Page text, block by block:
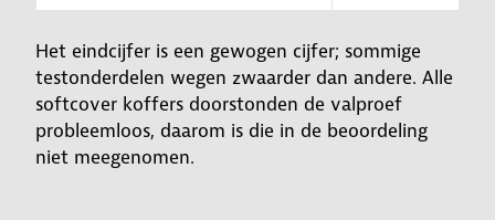
Het eindcijfer is een gewogen cijfer; sommige
testonderdelen wegen zwaarder dan andere. Alle
softcover koffers doorstonden de valproef
probleemloos, daarom is die in de beoordeling
niet meegenomen.